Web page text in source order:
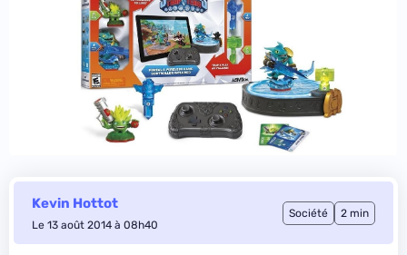
Kevin Hottot
Le 13 août 2014 à 08h40
Société 2 min